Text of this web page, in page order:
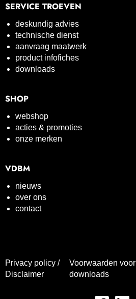
SERVICE TROEVEN
deskundig advies
technische dienst
aanvraag maatwerk
product infofiches
downloads
SHOP
webshop
acties & promoties
onze merken
VDBM
nieuws
over ons
contact
Privacy policy /
Disclaimer
Voorwaarden voor
downloads